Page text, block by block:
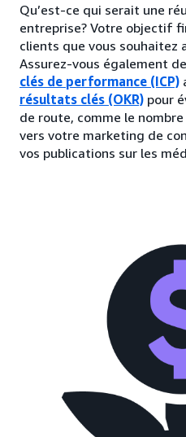
Qu’est-ce qui serait une
entreprise? Votre objectif
clients que vous souhaitez
Assurez-vous également
clés de performance (ICP)
résultats clés (OKR) pour
de route, comme le
vers votre marketing de
vos publications sur les